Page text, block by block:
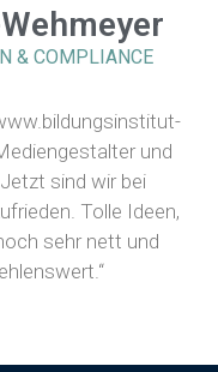
& COMPLIANCE
und
sind wir bei
Tolle Ideen,
sehr nett und